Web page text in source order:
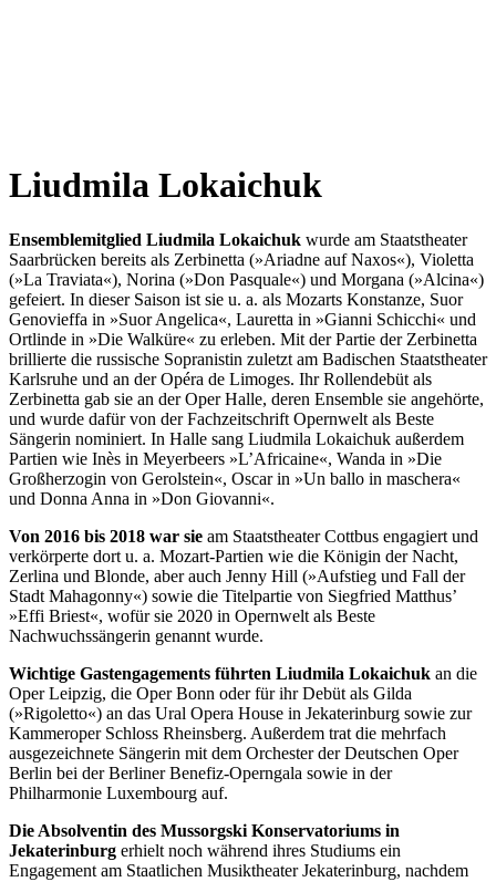
Liudmila Lokaichuk
Ensemblemitglied Liudmila Lokaichuk wurde am Staatstheater
Saarbrücken bereits als Zerbinetta (»Ariadne auf Naxos«), Violetta
(»La Traviata«), Norina (»Don Pasquale«) und Morgana (»Alcina«)
gefeiert. In dieser Saison ist sie u. a. als Mozarts Konstanze, Suor
Genovieffa in »Suor Angelica«, Lauretta in »Gianni Schicchi« und
Ortlinde in »Die Walküre« zu erleben. Mit der Partie der Zerbinetta
brillierte die russische Sopranistin zuletzt am Badischen Staatstheater
Karlsruhe und an der Opéra de Limoges. Ihr Rollendebüt als
Zerbinetta gab sie an der Oper Halle, deren Ensemble sie angehörte,
und wurde dafür von der Fachzeitschrift Opernwelt als Beste
Sängerin nominiert. In Halle sang Liudmila Lokaichuk außerdem
Partien wie Inès in Meyerbeers »L’Africaine«, Wanda in »Die
Großherzogin von Gerolstein«, Oscar in »Un ballo in maschera«
und Donna Anna in »Don Giovanni«.
Von 2016 bis 2018 war sie am Staatstheater Cottbus engagiert und
verkörperte dort u. a. Mozart-Partien wie die Königin der Nacht,
Zerlina und Blonde, aber auch Jenny Hill (»Aufstieg und Fall der
Stadt Mahagonny«) sowie die Titelpartie von Siegfried Matthus’
»Effi Briest«, wofür sie 2020 in Opernwelt als Beste
Nachwuchssängerin genannt wurde.
Wichtige Gastengagements führten Liudmila Lokaichuk an die
Oper Leipzig, die Oper Bonn oder für ihr Debüt als Gilda
(»Rigoletto«) an das Ural Opera House in Jekaterinburg sowie zur
Kammeroper Schloss Rheinsberg. Außerdem trat die mehrfach
ausgezeichnete Sängerin mit dem Orchester der Deutschen Oper
Berlin bei der Berliner Benefiz-Operngala sowie in der
Philharmonie Luxembourg auf.
Die Absolventin des Mussorgski Konservatoriums in
Jekaterinburg erhielt noch während ihres Studiums ein
Engagement am Staatlichen Musiktheater Jekaterinburg, nachdem